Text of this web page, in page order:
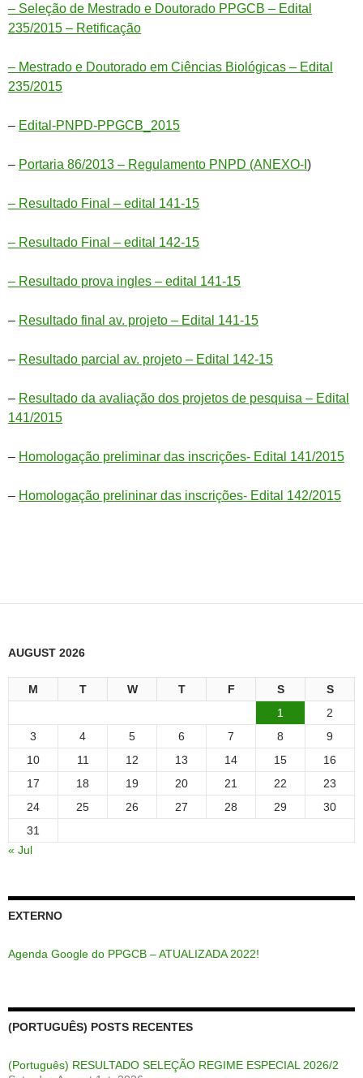
– Seleção de Mestrado e Doutorado PPGCB – Edital
235/2015 – Retificação
– Mestrado e Doutorado em Ciências Biológicas – Edital
235/2015
– Edital-PNPD-PPGCB_2015
– Portaria 86/2013 – Regulamento PNPD (ANEXO-I )
– Resultado Final – edital 141-15
– Resultado Final – edital 142-15
– Resultado prova ingles – edital 141-15
– Resultado final av. projeto – Edital 141-15
– Resultado parcial av. projeto – Edital 142-15
– Resultado da avaliação dos projetos de pesquisa – Edital
141/2015
– Homologação preliminar das inscrições- Edital 141/2015
– Homologação prelininar das inscrições- Edital 142/2015
AUGUST 2026
M T W T F S
S
1
2
3
4 5 6 7 8
9
10
11 12 13 14 15
16
17
18 19 20 21 22
23
24
25 26 27 28 29
30
31
« Jul
EXTERNO
Agenda Google do PPGCB – ATUALIZADA 2022!
(PORTUGUÊS) POSTS RECENTES
(Português) RESULTADO SELEÇÃO REGIME ESPECIAL 2026/2